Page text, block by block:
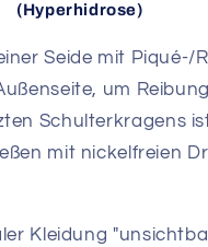
(Hyperhidrose)
Seide mit
um
Schulterkragens
mit nickelfreien
Kleidung